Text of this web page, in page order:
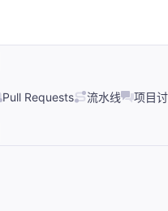
Pull Requests 流水线 项目